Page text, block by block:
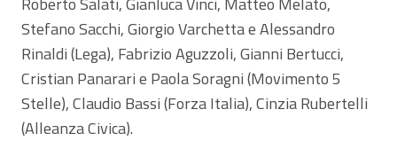
Stefano Sacchi, Giorgio Varchetta e Alessandro
Rinaldi (Lega), Fabrizio Aguzzoli, Gianni Bertucci,
Cristian Panarari e Paola Soragni (Movimento 5
Stelle), Claudio Bassi (Forza Italia), Cinzia Rubertelli
(Alleanza Civica).